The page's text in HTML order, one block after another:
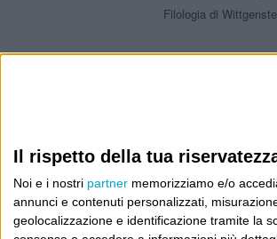
Il rispetto della tua
Noi e i nostri partner memorizziamo e/o
annunci e contenuti personalizzati,
geolocalizzazione e identificazione tramite la
Filologia di
Cookie